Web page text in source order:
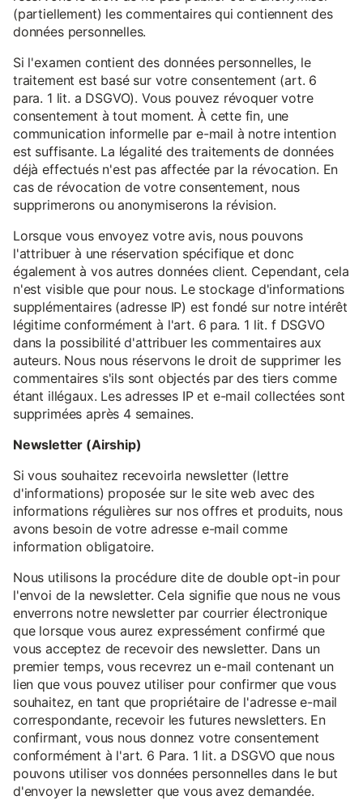
(partiellement) les commentaires qui contiennent des
données personnelles.
Si l'examen contient des données personnelles, le
traitement est basé sur votre consentement (art. 6
para. 1 lit. a DSGVO). Vous pouvez révoquer votre
consentement à tout moment. À cette fin, une
communication informelle par e-mail à notre intention
est suffisante. La légalité des traitements de données
déjà effectués n'est pas affectée par la révocation. En
cas de révocation de votre consentement, nous
supprimerons ou anonymiserons la révision.
Lorsque vous envoyez votre avis, nous pouvons
l'attribuer à une réservation spécifique et donc
également à vos autres données client. Cependant, cela
n'est visible que pour nous. Le stockage d'informations
supplémentaires (adresse IP) est fondé sur notre intérêt
légitime conformément à l'art. 6 para. 1 lit. f DSGVO
dans la possibilité d'attribuer les commentaires aux
auteurs. Nous nous réservons le droit de supprimer les
commentaires s'ils sont objectés par des tiers comme
étant illégaux. Les adresses IP et e-mail collectées sont
supprimées après 4 semaines.
Newsletter (Airship)
Si vous souhaitez recevoirla newsletter (lettre
d'informations) proposée sur le site web avec des
informations régulières sur nos offres et produits, nous
avons besoin de votre adresse e-mail comme
information obligatoire.
Nous utilisons la procédure dite de double opt-in pour
l'envoi de la newsletter. Cela signifie que nous ne vous
enverrons notre newsletter par courrier électronique
que lorsque vous aurez expressément confirmé que
vous acceptez de recevoir des newsletter. Dans un
premier temps, vous recevrez un e-mail contenant un
lien que vous pouvez utiliser pour confirmer que vous
souhaitez, en tant que propriétaire de l'adresse e-mail
correspondante, recevoir les futures newsletters. En
confirmant, vous nous donnez votre consentement
conformément à l'art. 6 Para. 1 lit. a DSGVO que nous
pouvons utiliser vos données personnelles dans le but
d'envoyer la newsletter que vous avez demandée.